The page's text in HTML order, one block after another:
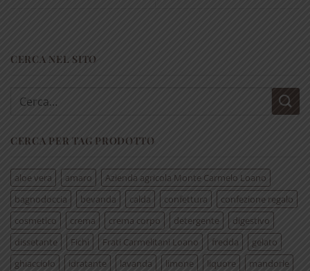
CERCA NEL SITO
Cerca:
CERCA PER TAG PRODOTTO
aloe vera amaro
Azienda agricola Monte Carmelo Loano
bagnodoccia
bevanda calda confettura
confezione regalo
cosmetico
crema crema corpo detergente
digestivo
dissetante
Fichi Frati Carmelitani Loano fredda
gelato
ghiacciolo
idratante lavanda limone liquore
mandorle